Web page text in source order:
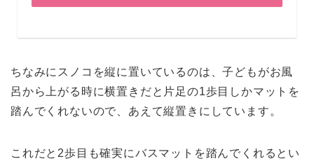
ちなみにスノコを縦に置いているのは、子どもがお風
呂から上がる時に横置きだと片足の1歩目しかマットを
踏んでくれないので、あえて縦置きにしています。
これだと2歩目も確実にバスマットを踏んでくれるとい